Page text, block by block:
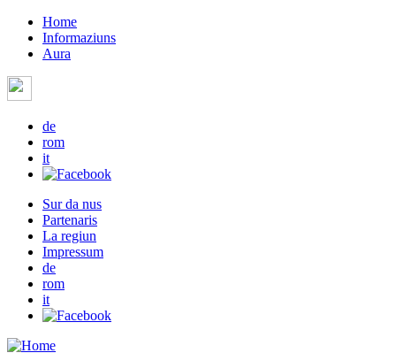
Home
Informaziuns
Aura
de
rom
it
Sur da nus
Partenaris
La regiun
Impressum
de
rom
it